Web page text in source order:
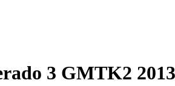
3 GMTK2